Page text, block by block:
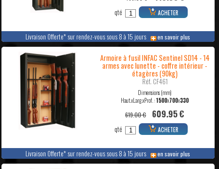
Livraison Offerte* sur rendez-vous sous 8 à 15 jours en savoir plus
qté ACHETER
Livraison Offerte* sur rendez-vous sous 8 à 15 jours en savoir plus
Armoire à fusil INFAC Sentinel SD14 - 14
armes avec lunette - coffre intérieur -
étagères (90kg)
Réf. CF461
Dimensions (mm)
Haut.xLarg.xProf. :1500x700x330
619.00 € 609.95 €
qté ACHETER